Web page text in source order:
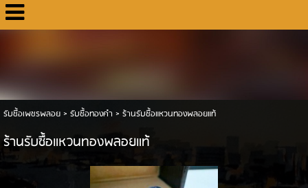
รับซื้อเพชรพลอย> รับซื้อทองคำ > ร้านรับซื้อแหวนทองพลอยแท้
ร้านรับซื้อแหวนทองพลอยแท้